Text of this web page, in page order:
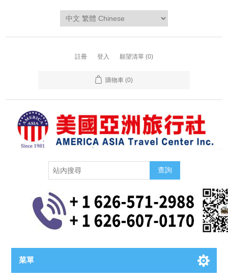
註冊 登入 願望清單 (0)
購物車 (0)
菜單